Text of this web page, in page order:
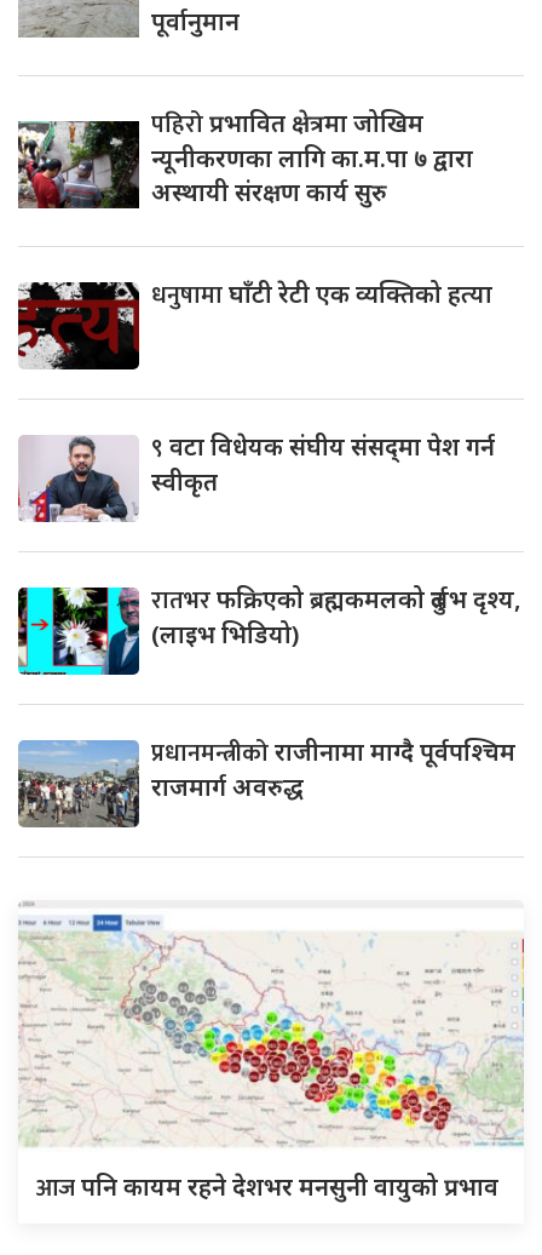
पूर्वानुमान
पहिरोप्रभावित क्षेत्रमा जोखिम
न्यूनीकरणका लागि का.म.पा ७ द्वारा
अस्थायी संरक्षण कार्य सुरु
धनुषामाघाँटी रेटी एक व्यक्तिको हत्या
९ वटा विधेयक संघीय संसद्‌मा पेश गर्न
स्वीकृत
रातभरफक्रिएको ब्रह्मकमलको दुर्लभ दृश्य,
(लाइभ भिडियो)
प्रधानमन्त्रीकोराजीनामा माग्दै पूर्वपश्चिम
राजमार्ग अवरुद्ध
आजपनि कायम रहने देशभर मनसुनी वायुको प्रभाव